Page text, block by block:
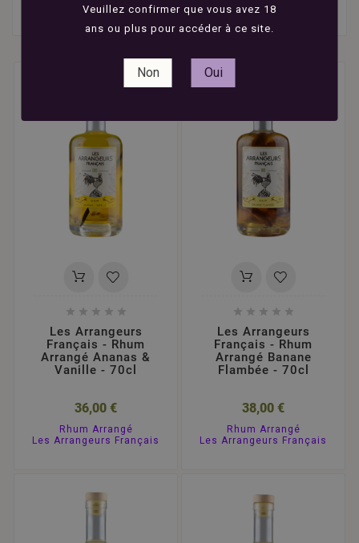
Veuillez confirmer que vous avez 18
ans ou plus pour accéder à ce site.
Non Oui
Nom, A à Z
    
Les Arrangeurs
Français - Rhum
Arrangé Ananas &
Vanille - 70cl
36,00 €
Rhum Arrangé
Les Arrangeurs Français
    
Les Arrangeurs
Français - Rhum
Arrangé Banane
Flambée - 70cl
38,00 €
Rhum Arrangé
Les Arrangeurs Français